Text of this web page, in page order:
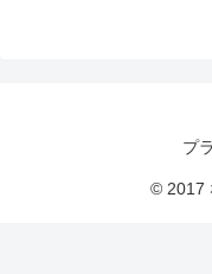
プ
© 2017